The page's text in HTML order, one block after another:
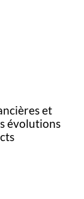
et
évolutions